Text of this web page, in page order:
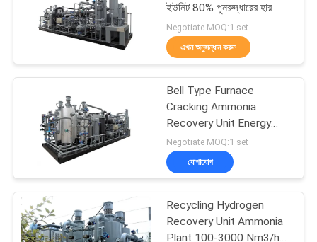
যোগাযোগ
করুন
একটি
উদ্ধৃতি
ভিপিএসএ অক্সিজেন
জেনারেটর
PSA অক্সিজেন জেনারেটর
ইউনিট 80% পুনরুদ্ধারের হার
Negotiate MOQ:1 set
এখন অনুসন্ধান করুন
Bell Type Furnace
Cracking Ammonia
Recovery Unit Energy
Saving 200 Nm3/h
Negotiate MOQ:1 set
যোগাযোগ
Recycling Hydrogen
Recovery Unit Ammonia
Plant 100-3000 Nm3/h